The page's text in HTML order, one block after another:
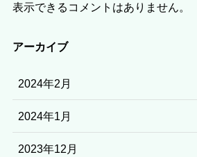
表示できるコメントはありません。
アーカイブ
2024年2月
2024年1月
2023年12月